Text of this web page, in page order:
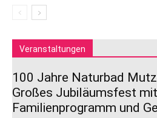
Veranstaltungen
100 Jahre Naturbad
Großes Jubiläumsfest
Familienprogramm und